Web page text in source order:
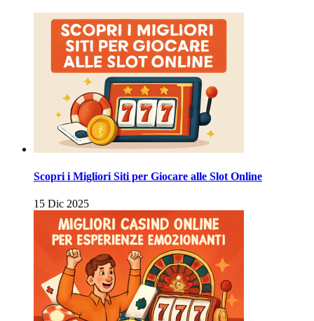
Scopri i Migliori Siti per Giocare alle Slot Online
15 Dic 2025